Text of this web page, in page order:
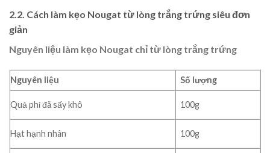
2.2. Cách làm kẹo Nougat từ lòng trắng trứng siêu đơn
giản
Nguyên liệu làm kẹo Nougat chỉ từ lòng trắng trứng
Nguyên liệu Số lượng
Quả phỉ đã sấy khô 100g
Hạt hạnh nhân 100g